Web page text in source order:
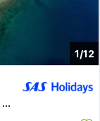
1/12
Kroatien